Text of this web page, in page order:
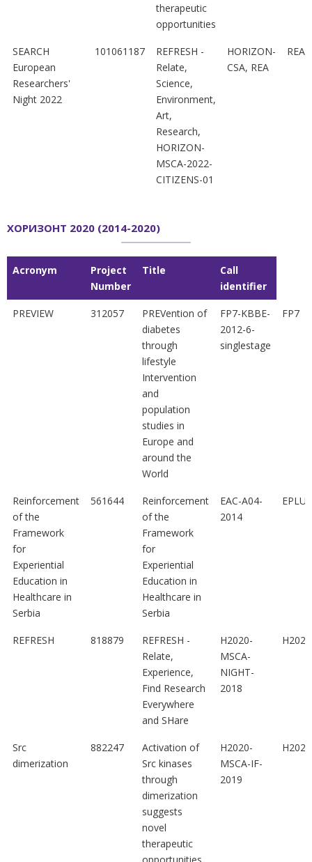
therapeutic
opportunities
SEARCH
European
Researchers'
Night 2022
101061187
REFRESH -
Relate,
Science,
Environment,
Art,
Research,
HORIZON-
MSCA-2022-
CITIZENS-01
HORIZON-
CSA, REA
REA
ХОРИЗОНТ 2020 (2014-2020)
Acronym
Project
Number
Title
Call
identifier
Acronym
Project
Title
Call
identifier
PREVIEW 312057
PREVention of
diabetes
through
lifestyle
Intervention
and
population
studies in
Europe and
around the
World
FP7-KBBE-
2012-6-
singlestage
FP7
Reinforcement
of the
Framework
for
Experiential
Education in
Healthcare in
Serbia
561644
Reinforcement
of the
Framework
for
Experiential
Education in
Healthcare in
Serbia
EAC-A04-
2014
EPLUS
REFRESH 818879
REFRESH -
Relate,
Experience,
Find Research
Everywhere
and SHare
H2020-
MSCA-
NIGHT-
2018
H2020
Src
dimerization
882247
Activation of
Src kinases
through
dimerization
suggests
novel
therapeutic
H2020-
MSCA-IF-
2019
H2020